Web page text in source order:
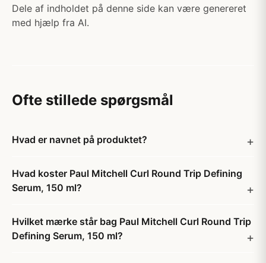
Dele af indholdet på denne side kan være genereret
med hjælp fra AI.
Ofte stillede spørgsmål
Hvad er navnet på produktet?
Hvad koster Paul Mitchell Curl Round Trip Defining
Serum, 150 ml?
Hvilket mærke står bag Paul Mitchell Curl Round Trip
Defining Serum, 150 ml?